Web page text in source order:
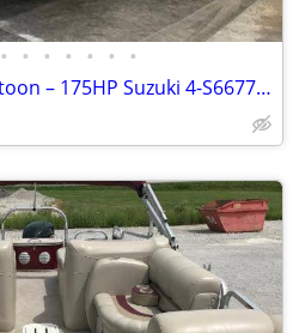
• • • • • • •
2007 Crest Caribbean Tritoon – 175HP Suzuki 4-S667712